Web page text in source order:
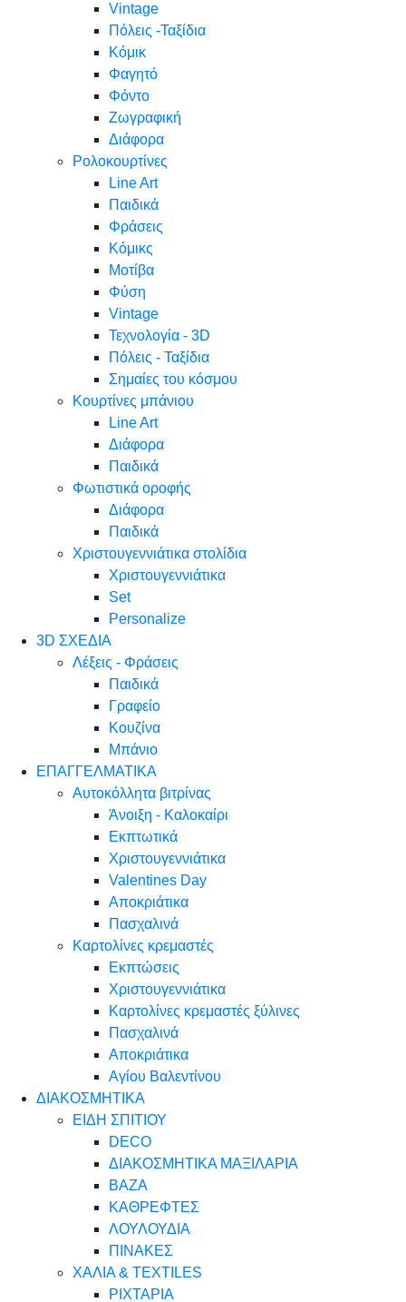
Vintage
Πόλεις -Ταξίδια
Κόμικ
Φαγητό
Φόντο
Ζωγραφική
Διάφορα
Ρολοκουρτίνες
Line Art
Παιδικά
Φράσεις
Κόμικς
Μοτίβα
Φύση
Vintage
Τεχνολογία - 3D
Πόλεις - Ταξίδια
Σημαίες του κόσμου
Κουρτίνες μπάνιου
Line Art
Διάφορα
Παιδικά
Φωτιστικά οροφής
Διάφορα
Παιδικά
Χριστουγεννιάτικα στολίδια
Χριστουγεννιάτικα
Set
Personalize
3D ΣΧΕΔΙΑ
Λέξεις - Φράσεις
Παιδικά
Γραφείο
Κουζίνα
Μπάνιο
ΕΠΑΓΓΕΛΜΑΤΙΚΑ
Αυτοκόλλητα βιτρίνας
Άνοιξη - Καλοκαίρι
Εκπτωτικά
Χριστουγεννιάτικα
Valentines Day
Αποκριάτικα
Πασχαλινά
Καρτολίνες κρεμαστές
Εκπτώσεις
Χριστουγεννιάτικα
Καρτολίνες κρεμαστές ξύλινες
Πασχαλινά
Αποκριάτικα
Αγίου Βαλεντίνου
ΔΙΑΚΟΣΜΗΤΙΚΑ
ΕΙΔΗ ΣΠΙΤΙΟΥ
DECO
ΔΙΑΚΟΣΜΗΤΙΚΑ ΜΑΞΙΛΑΡΙΑ
ΒΑΖΑ
ΚΑΘΡΕΦΤΕΣ
ΛΟΥΛΟΥΔΙΑ
ΠΙΝΑΚΕΣ
ΧΑΛΙΑ & TEXTILES
ΡΙΧΤΑΡΙΑ